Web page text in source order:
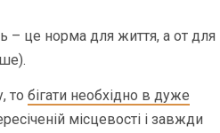
– це норма для життя, а от для
то бігати необхідно в дуже
місцевості і завжди